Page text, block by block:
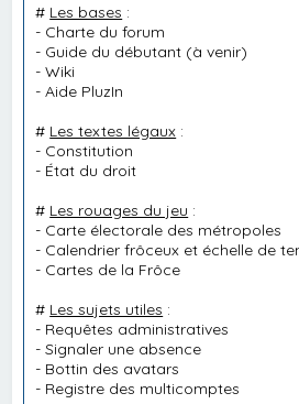
# Les bases :
- Charte du forum
- Guide du débutant (à venir)
-Wiki
-Aide PluzIn
# Les textes légaux :
- Constitution
- État du droit
# Les rouages du jeu :
- Carte électorale des métropoles
- Calendrier frôceux et échelle de
- Cartes de la Frôce
# Les sujets utiles :
- Requêtes administratives
-Signaler une absence
- Bottin des avatars
- Registre des multicomptes